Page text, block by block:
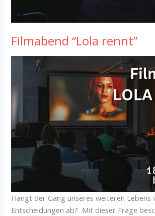
Filmabend “Lola rennt”
Hängt der Gang unseres weiteren Lebens
Entscheidungen ab? Mit dieser Frage